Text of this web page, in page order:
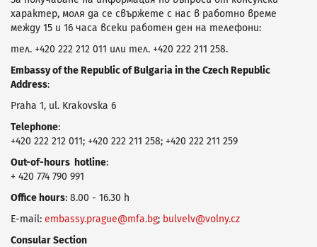
характер, моля да се свържете с нас в работно време
между 15 и 16 часа всеки работен ден на телефони:
тел. +420 222 212 011 или тел. +420 222 211 258.
Embassy of the Republic of Bulgaria in the Czech Republic
Address:
Praha 1, ul. Krakovska 6
Telephonе:
+420 222 212 011; +420 222 211 258; +420 222 211 259
Оut-of-hours hotline:
+ 420 774 790 991
Office hours: 8.00 - 16.30 h
E-mail: embassy.prague@mfa.bg; bulvelv@volny.cz
Consular Section